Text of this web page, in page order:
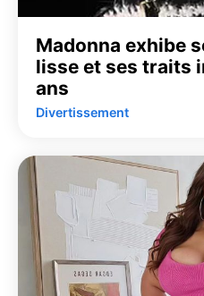
Madonna exhibe
lisse et ses traits
ans
Divertissement